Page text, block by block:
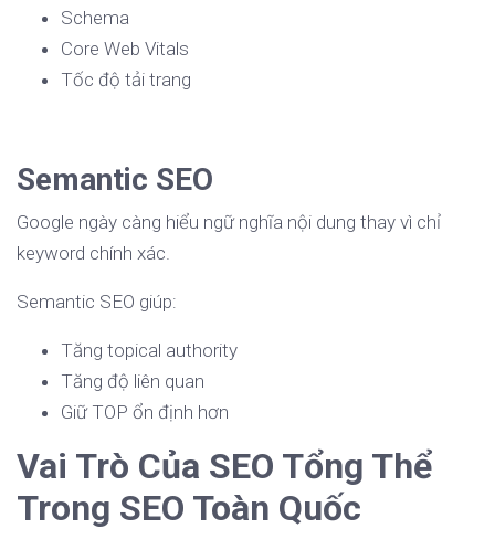
Schema
Core Web Vitals
Tốc độ tải trang
Semantic SEO
Google ngày càng hiểu ngữ nghĩa nội dung thay vì chỉ
keyword chính xác.
Semantic SEO giúp:
Tăng topical authority
Tăng độ liên quan
Giữ TOP ổn định hơn
Vai Trò Của SEO Tổng Thể
Trong SEO Toàn Quốc